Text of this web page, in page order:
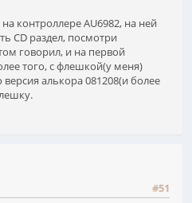
контроллере AU6982, на ней
CD раздел, посмотри
говорил, и на первой
того, с флешкой(у меня)
алькора 081208(и более
#51